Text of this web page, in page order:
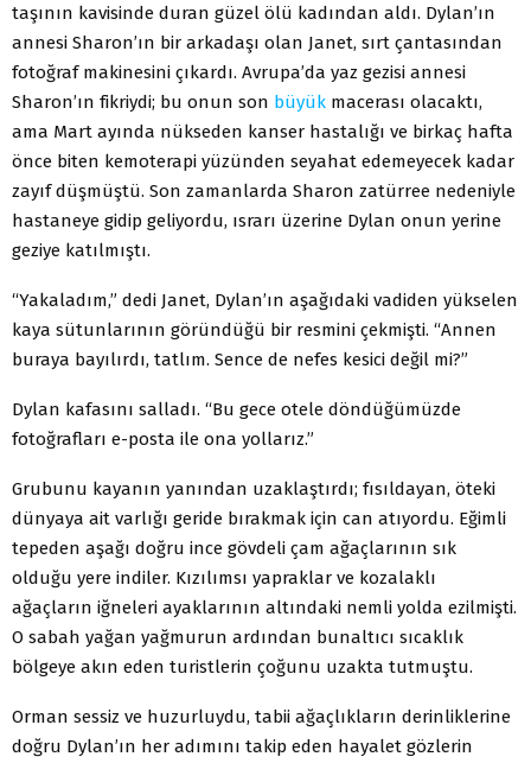
taşının kavisinde duran güzel ölü kadından aldı. Dylan’ın
annesi Sharon’ın bir arkadaşı olan Janet, sırt çantasından
fotoğraf makinesini çıkardı. Avrupa’da yaz gezisi annesi
Sharon’ın fikriydi; bu onun son büyük macerası olacaktı,
ama Mart ayında nükseden kanser hastalığı ve birkaç hafta
önce biten kemoterapi yüzünden seyahat edemeyecek kadar
zayıf düşmüştü. Son zamanlarda Sharon zatürree nedeniyle
hastaneye gidip geliyordu, ısrarı üzerine Dylan onun yerine
geziye katılmıştı.
“Yakaladım,” dedi Janet, Dylan’ın aşağıdaki vadiden yükselen
kaya sütunlarının göründüğü bir resmini çekmişti. “Annen
buraya bayılırdı, tatlım. Sence de nefes kesici değil mi?”
Dylan kafasını salladı. “Bu gece otele döndüğümüzde
fotoğrafları e-posta ile ona yollarız.”
Grubunu kayanın yanından uzaklaştırdı; fısıldayan, öteki
dünyaya ait varlığı geride bırakmak için can atıyordu. Eğimli
tepeden aşağı doğru ince gövdeli çam ağaçlarının sık
olduğu yere indiler. Kızılımsı yapraklar ve kozalaklı
ağaçların iğneleri ayaklarının altındaki nemli yolda ezilmişti.
O sabah yağan yağmurun ardından bunaltıcı sıcaklık
bölgeye akın eden turistlerin çoğunu uzakta tutmuştu.
Orman sessiz ve huzurluydu, tabii ağaçlıkların derinliklerine
doğru Dylan’ın her adımını takip eden hayalet gözlerin